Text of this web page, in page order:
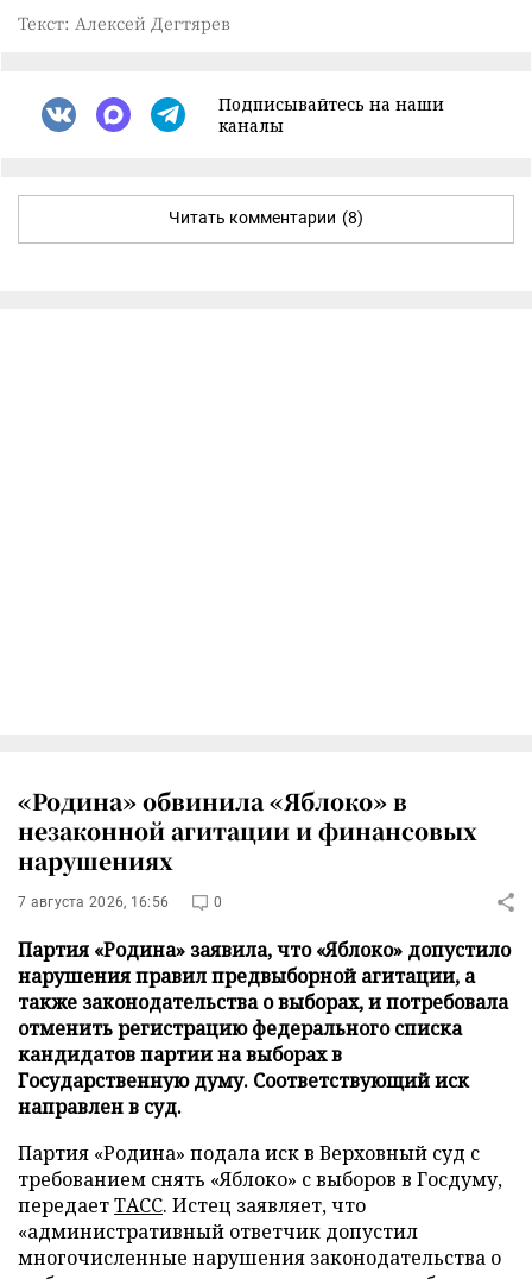
Текст: Алексей Дегтярев
Подписывайтесь на наши
каналы
Читать комментарии (8)
«Родина» обвинила «Яблоко» в
незаконной агитации и финансовых
нарушениях
7 августа 2026, 16:56 0
Партия «Родина» заявила, что «Яблоко» допустило
нарушения правил предвыборной агитации, а
также законодательства о выборах, и потребовала
отменить регистрацию федерального списка
кандидатов партии на выборах в
Государственную думу. Соответствующий иск
направлен в суд.
Партия «Родина» подала иск в Верховный суд с
требованием снять «Яблоко» с выборов в Госдуму,
передаетТАСС. Истец заявляет, что
«административный ответчик допустил
многочисленные нарушения законодательства о